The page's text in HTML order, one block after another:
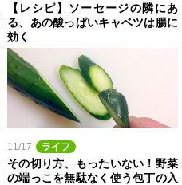
【レシピ】ソーセージの隣にあ
る、あの酸っぱいキャベツは腸に
効く
11/17 ライフ
その切り方、もったいない！野菜
の端っこを無駄なく使う包丁の入